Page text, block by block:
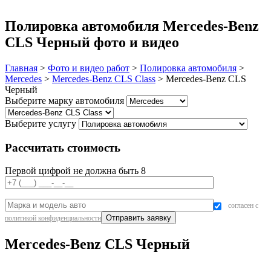
Полировка автомобиля Mercedes-Benz
CLS Черный фото и видео
Главная > Фото и видео работ > Полировка автомобиля >
Mercedes > Mercedes-Benz CLS Class > Mercedes-Benz CLS
Черный
Выберите марку автомобиля
Выберите услугу
Рассчитать стоимость
Первой цифрой не должна быть 8
согласен с
политикой конфиденциальности
Mercedes-Benz CLS Черный